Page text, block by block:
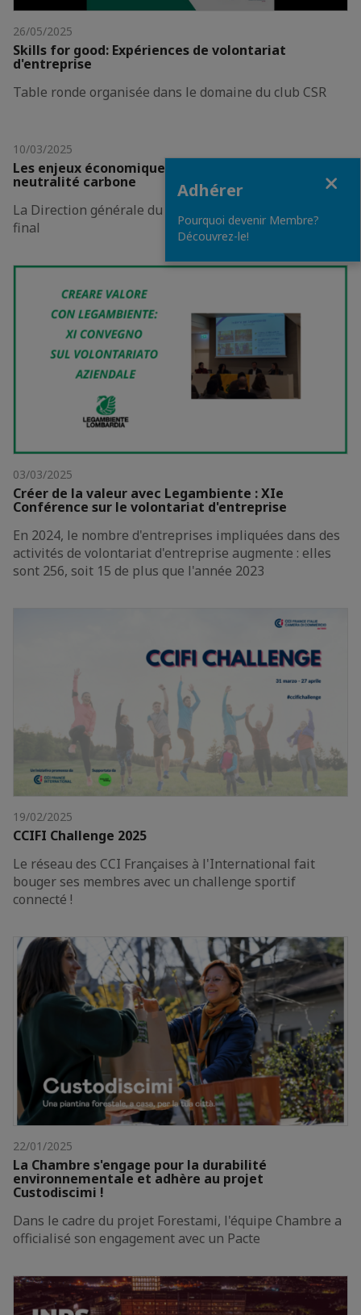
26/05/2025
Skills for good: Expériences de volontariat
d'entreprise
Table ronde organisée dans le domaine du club CSR
10/03/2025
Les enjeux économiques de la transition vers la
neutralité carbone
La Direction générale du Trésor présente le rapport
final
03/03/2025
Créer de la valeur avec Legambiente : XIe
Conférence sur le volontariat d'entreprise
En 2024, le nombre d'entreprises impliquées dans des
activités de volontariat d'entreprise augmente : elles
sont 256, soit 15 de plus que l'année 2023
19/02/2025
CCIFI Challenge 2025
Le réseau des CCI Françaises à l'International fait
bouger ses membres avec un challenge sportif
connecté !
22/01/2025
La Chambre s'engage pour la durabilité
environnementale et adhère au projet
Custodiscimi !
Dans le cadre du projet Forestami, l'équipe Chambre a
officialisé son engagement avec un Pacte
Adhérer
Pourquoi devenir Membre?
Découvrez-le!